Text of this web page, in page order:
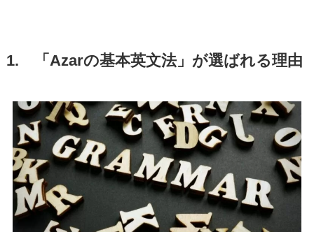
1. 「Azarの基本英文法」が選ばれる理由